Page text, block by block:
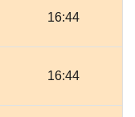
16:44
16:44